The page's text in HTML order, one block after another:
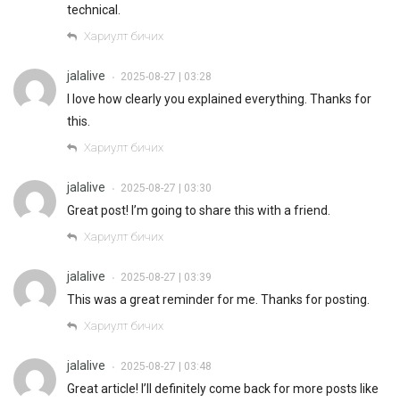
technical.
Хариулт бичих
jalalive • 2025-08-27 | 03:28
I love how clearly you explained everything. Thanks for
this.
Хариулт бичих
jalalive • 2025-08-27 | 03:30
Great post! I’m going to share this with a friend.
Хариулт бичих
jalalive • 2025-08-27 | 03:39
This was a great reminder for me. Thanks for posting.
Хариулт бичих
jalalive • 2025-08-27 | 03:48
Great article! I’ll definitely come back for more posts like